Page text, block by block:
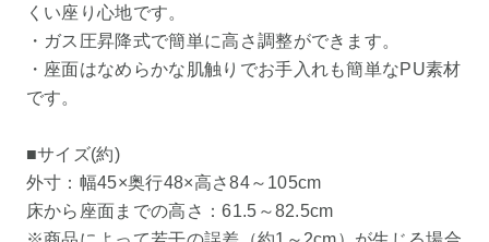
くい座り心地です。
・ガス圧昇降式で簡単に高さ調整ができます。
・座面はなめらかな肌触りでお手入れも簡単なPU素材
です。
■サイズ(約)
外寸：幅45×奥行48×高さ84～105cm
床から座面までの高さ：61.5～82.5cm